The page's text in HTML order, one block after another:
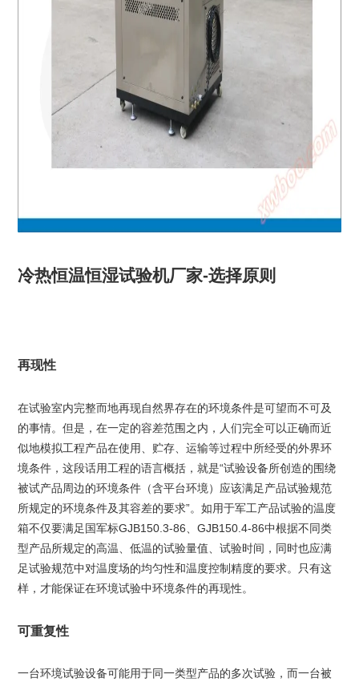
冷热恒温恒湿试验机厂家-选择原则
再现性
在试验室内完整而地再现自然界存在的环境条件是可望而不可及
的事情。但是，在一定的容差范围之内，人们完全可以正确而近
似地模拟工程产品在使用、贮存、运输等过程中所经受的外界环
境条件，这段话用工程的语言概括，就是“试验设备所创造的围绕
被试产品周边的环境条件（含平台环境）应该满足产品试验规范
所规定的环境条件及其容差的要求”。如用于军工产品试验的温度
箱不仅要满足国军标GJB150.3-86、GJB150.4-86中根据不同类
型产品所规定的高温、低温的试验量值、试验时间，同时也应满
足试验规范中对温度场的均匀性和温度控制精度的要求。只有这
样，才能保证在环境试验中环境条件的再现性。
可重复性
一台环境试验设备可能用于同一类型产品的多次试验，而一台被